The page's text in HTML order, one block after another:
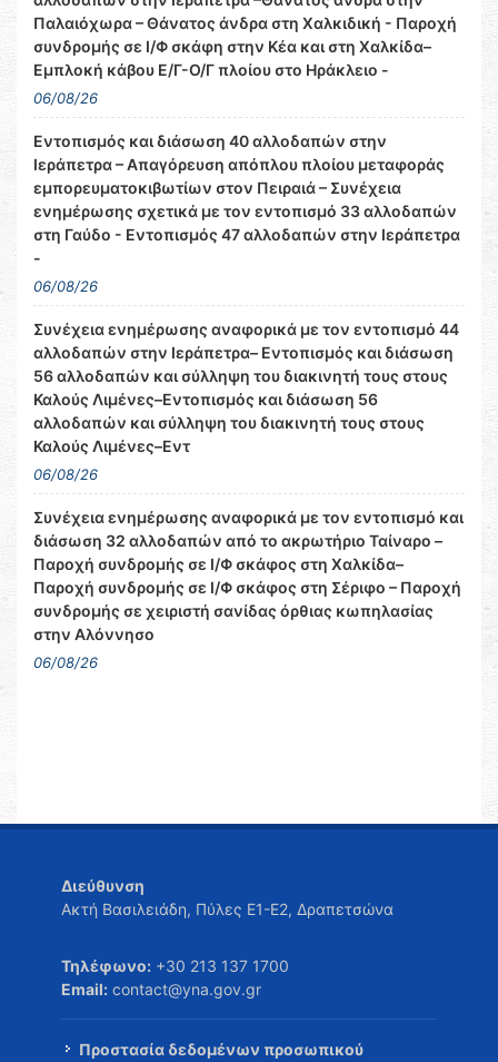
Παλαιόχωρα – Θάνατος άνδρα στη Χαλκιδική - Παροχή
συνδρομής σε Ι/Φ σκάφη στην Κέα και στη Χαλκίδα–
Εμπλοκή κάβου Ε/Γ-Ο/Γ πλοίου στο Ηράκλειο -
06/08/26
Εντοπισμός και διάσωση 40 αλλοδαπών στην
Ιεράπετρα – Απαγόρευση απόπλου πλοίου μεταφοράς
εμπορευματοκιβωτίων στον Πειραιά – Συνέχεια
ενημέρωσης σχετικά με τον εντοπισμό 33 αλλοδαπών
στη Γαύδο - Εντοπισμός 47 αλλοδαπών στην Ιεράπετρα
-
06/08/26
Συνέχεια ενημέρωσης αναφορικά με τον εντοπισμό 44
αλλοδαπών στην Ιεράπετρα– Εντοπισμός και διάσωση
56 αλλοδαπών και σύλληψη του διακινητή τους στους
Καλούς Λιμένες–Εντοπισμός και διάσωση 56
αλλοδαπών και σύλληψη του διακινητή τους στους
Καλούς Λιμένες–Εντ
06/08/26
Συνέχεια ενημέρωσης αναφορικά με τον εντοπισμό και
διάσωση 32 αλλοδαπών από το ακρωτήριο Ταίναρο –
Παροχή συνδρομής σε Ι/Φ σκάφος στη Χαλκίδα–
Παροχή συνδρομής σε Ι/Φ σκάφος στη Σέριφο – Παροχή
συνδρομής σε χειριστή σανίδας όρθιας κωπηλασίας
στην Αλόννησο
06/08/26
Διεύθυνση
Ακτή Βασιλειάδη, Πύλες Ε1-Ε2, Δραπετσώνα
Τηλέφωνο: +30 213 137 1700
Email: contact@yna.gov.gr
Προστασία δεδομένων προσωπικού